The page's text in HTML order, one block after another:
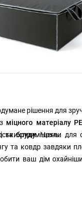
рішення для
з міцного матеріалу
приміщень.
та бруду. Чохли для
та ковдр завдяки
ваш дім